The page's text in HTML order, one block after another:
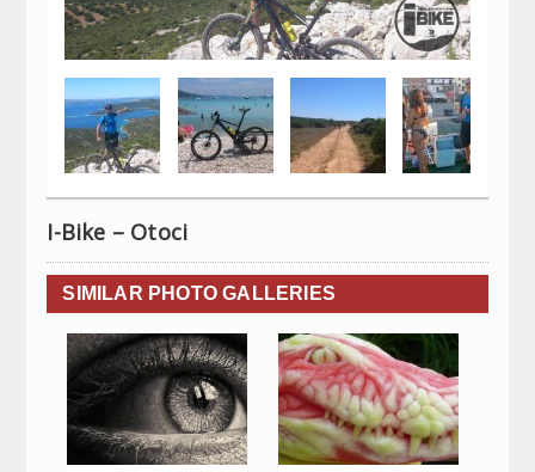
I-Bike – Otoci
SIMILAR PHOTO GALLERIES